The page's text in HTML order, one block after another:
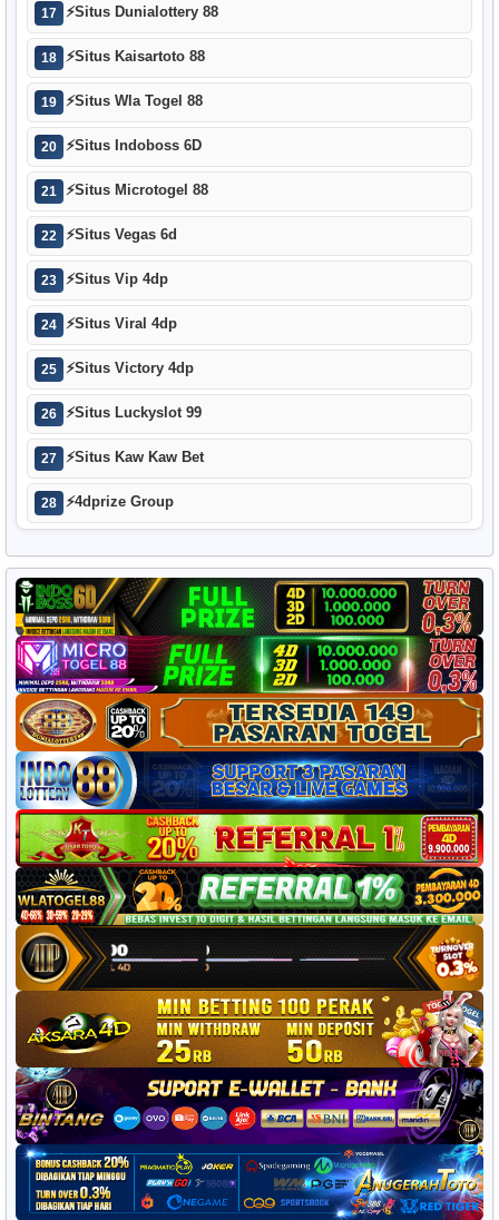
17 ⚡Situs Dunialottery 88
18 ⚡Situs Kaisartoto 88
19 ⚡Situs Wla Togel 88
20 ⚡Situs Indoboss 6D
21 ⚡Situs Microtogel 88
22 ⚡Situs Vegas 6d
23 ⚡Situs Vip 4dp
24 ⚡Situs Viral 4dp
25 ⚡Situs Victory 4dp
26 ⚡Situs Luckyslot 99
27 ⚡Situs Kaw Kaw Bet
28 ⚡4dprize Group